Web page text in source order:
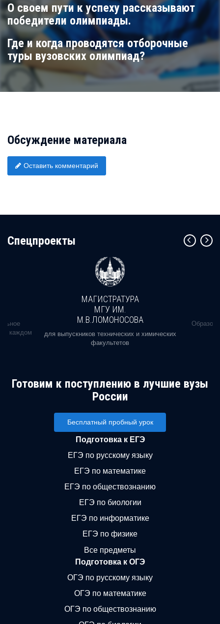
О своем пути к успеху рассказывают
победители олимпиады.
Где и когда проводятся отборочные
туры вузовских олимпиад?
Обсуждение материала
Оставить комментарий
Cпецпроекты
в каждом
МАГИСТРАТУРА
МГУ ИМ.
М.В.ЛОМОНОСОВА
для выпускников технических и химических
факультетов
Готовим к поступлению в лучшие вузы
России
Бесплатный пробный урок
Подготовка к ЕГЭ
ЕГЭ по русскому языку
ЕГЭ по математике
ЕГЭ по обществознанию
ЕГЭ по биологии
ЕГЭ по информатике
ЕГЭ по физике
Все предметы
Подготовка к ОГЭ
ОГЭ по русскому языку
ОГЭ по математике
ОГЭ по обществознанию